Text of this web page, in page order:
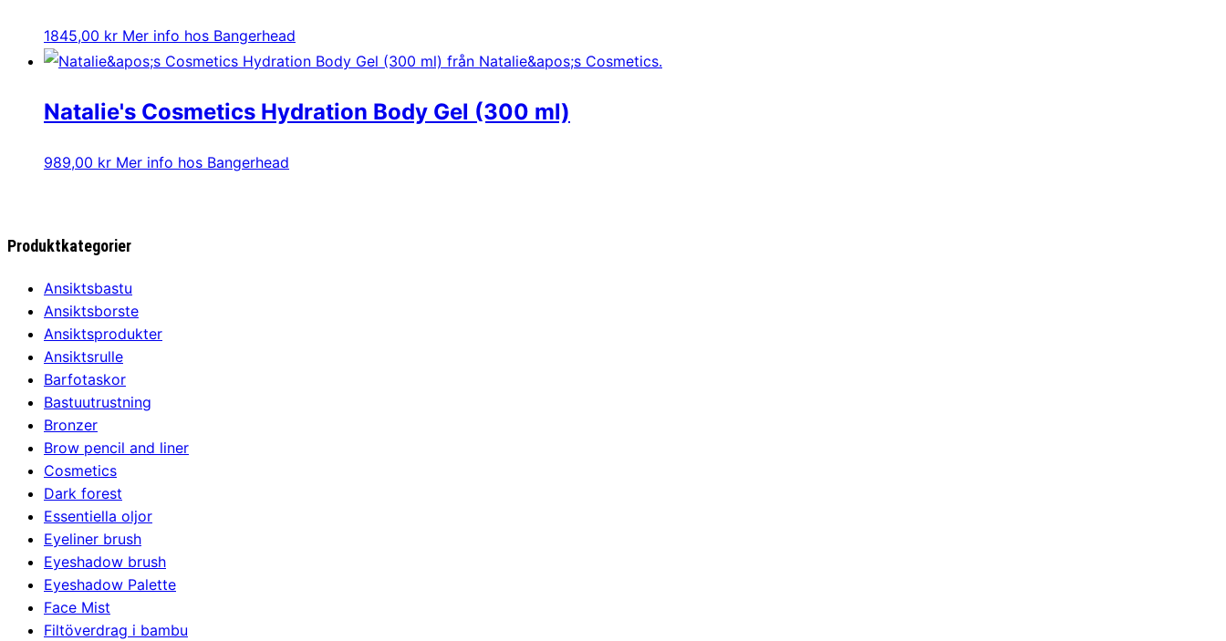
1845,00 kr Mer info hos Bangerhead
Natalie's Cosmetics Hydration Body Gel (300 ml)
989,00 kr Mer info hos Bangerhead
Produktkategorier
Ansiktsbastu
Ansiktsborste
Ansiktsprodukter
Ansiktsrulle
Barfotaskor
Bastuutrustning
Bronzer
Brow pencil and liner
Cosmetics
Dark forest
Essentiella oljor
Eyeliner brush
Eyeshadow brush
Eyeshadow Palette
Face Mist
Filtöverdrag i bambu